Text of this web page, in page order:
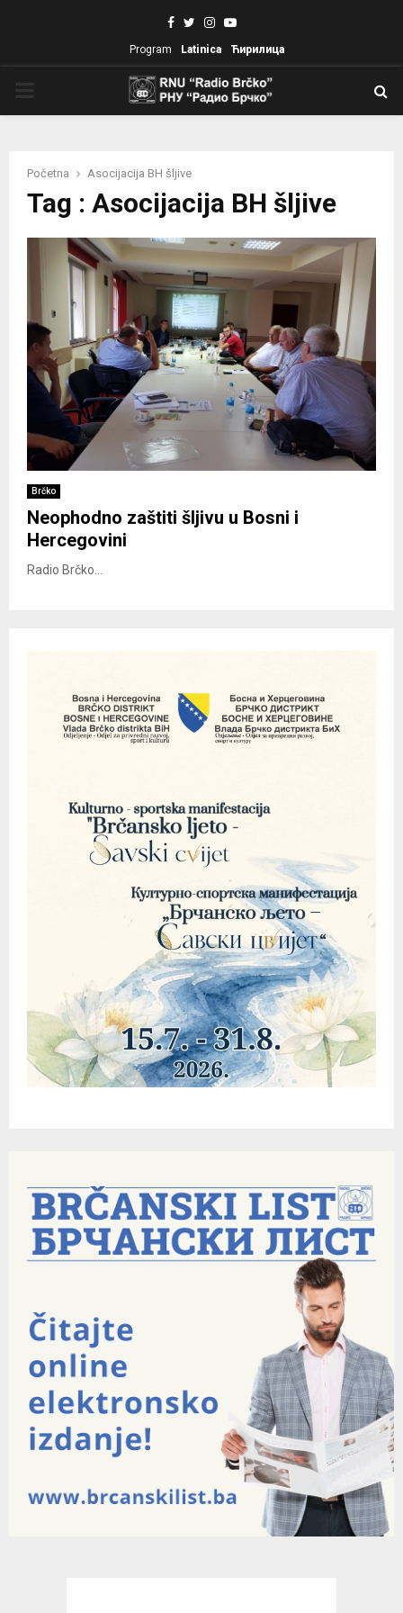
Facebook
TwitterInstagram
Youtube
Program Latinica Ћирилица
Početna Asocijacija BH šljive
Tag : Asocijacija BH šljive
Brčko
Neophodno zaštiti šljivu u Bosni i
Hercegovini
Radio Brčko...